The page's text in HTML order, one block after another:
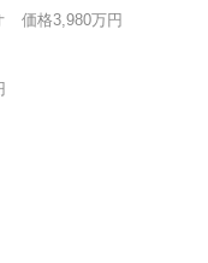
価格3,980万円